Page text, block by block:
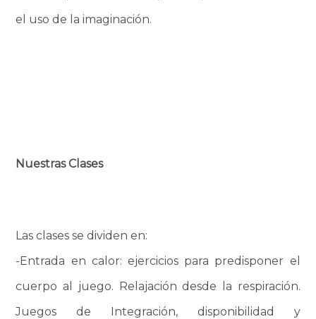
el uso de la imaginación.
Nuestras Clases
Las clases se dividen en:
-Entrada en calor: ejercicios para predisponer el
cuerpo al juego. Relajación desde la respiración.
Juegos de Integración, disponibilidad y